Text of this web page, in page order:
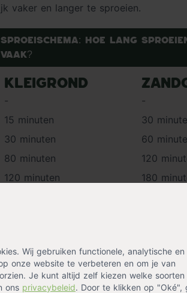
Wij gebruiken functionele, analytische en
onze website te verbeteren en om je van
Je kunt altijd zelf kiezen welke soorten
ons privacybeleid. Door te klikken op "Oké",
vaker en langer te sproeien.
Sproeischema: hoe lang
vaak?
Kleigrond
-
15 minuten
30 minuten
80 minuten
120 minuten
-
30
60
120
180
pas op: je kan je gazon ook
water te controleren, kan je
je hebt gesproeid.